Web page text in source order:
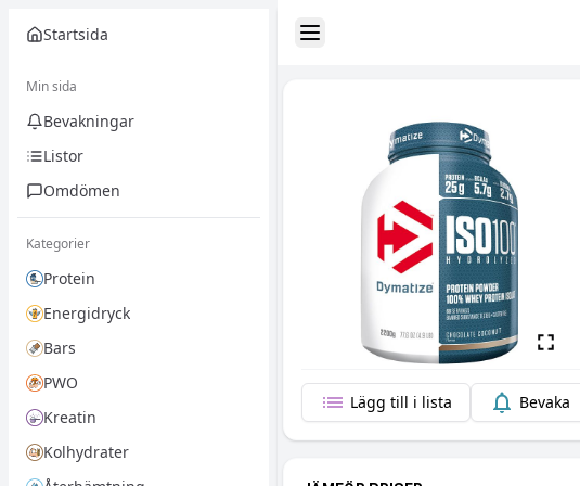
Startsida
Min sida
Bevakningar
Listor
Omdömen
Kategorier
Protein
Energidryck
Bars
PWO
Kreatin
Kolhydrater
Toggle Sidebar
Lägg till i lista Bevaka